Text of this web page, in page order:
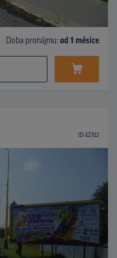
Doba pronájmu: od 1 měsíce
ID 42742